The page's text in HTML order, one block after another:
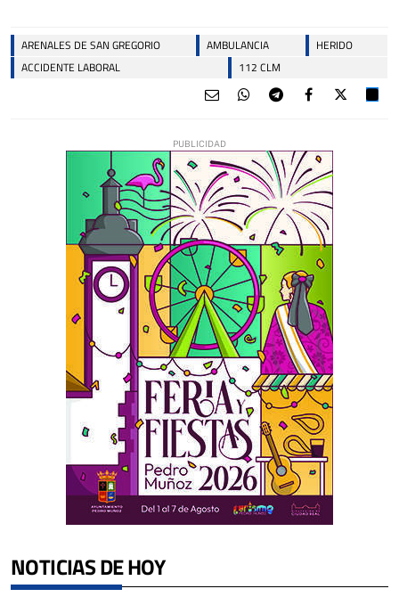
ARENALES DE SAN GREGORIO AMBULANCIA
HERIDO
ACCIDENTE LABORAL
112 CLM
NOTICIAS DE HOY